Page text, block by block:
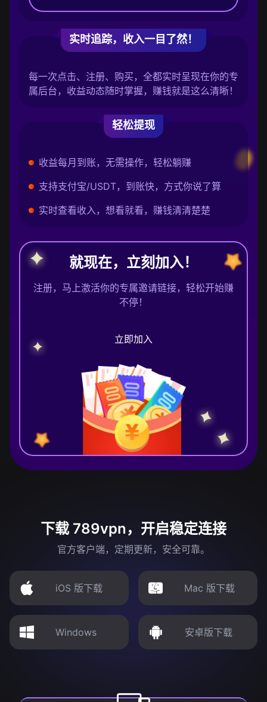
实时追踪，收入一目了然！
每一次点击、注册、购买，全都实时呈现在你的专
属后台，收益动态随时掌握，赚钱就是这么清晰！
轻松提现
收益每月到账，无需操作，轻松躺赚
支持支付宝/USDT，到账快，方式你说了算
实时查看收入，想看就看，赚钱清清楚楚
就现在，立刻加入！
注册，马上激活你的专属邀请链接，轻松开始赚
不停！
立即加入
下载 789vpn，开启稳定连接
官方客户端，定期更新，安全可靠。
iOS 版下载 Mac 版下载
Windows 安卓版下载